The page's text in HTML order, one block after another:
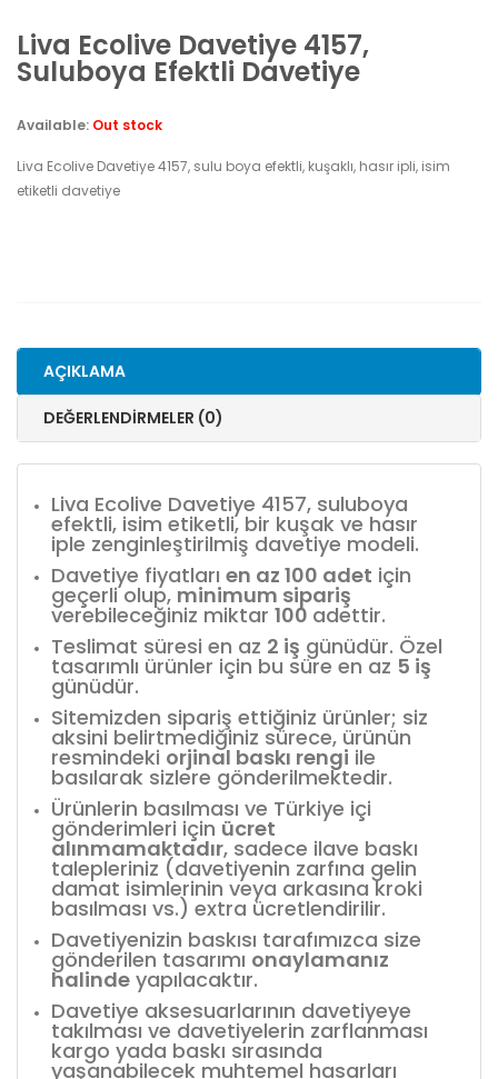
Liva Ecolive Davetiye 4157,
Suluboya Efektli Davetiye
Available: Out stock
Liva Ecolive Davetiye 4157, sulu boya efektli, kuşaklı, hasır ipli, isim
etiketli davetiye
AÇIKLAMA
DEĞERLENDIRMELER (0)
Liva Ecolive Davetiye 4157, suluboya
efektli, isim etiketli, bir kuşak ve hasır
iple zenginleştirilmiş davetiye modeli.
Davetiye fiyatları en az 100 adet için
geçerli olup, minimum sipariş
verebileceğiniz miktar 100 adettir.
Teslimat süresi en az 2 iş günüdür. Özel
tasarımlı ürünler için bu süre en az 5 iş
günüdür.
Sitemizden sipariş ettiğiniz ürünler; siz
aksini belirtmediğiniz sürece, ürünün
resmindeki orjinal baskı rengi ile
basılarak sizlere gönderilmektedir.
Ürünlerin basılması ve Türkiye içi
gönderimleri için ücret
alınmamaktadır, sadece ilave baskı
talepleriniz (davetiyenin zarfına gelin
damat isimlerinin veya arkasına kroki
basılması vs.) extra ücretlendirilir.
Davetiyenizin baskısı tarafımızca size
gönderilen tasarımı onaylamanız
halinde yapılacaktır.
Davetiye aksesuarlarının davetiyeye
takılması ve davetiyelerin zarflanması
kargo yada baskı sırasında
yaşanabilecek muhtemel hasarları